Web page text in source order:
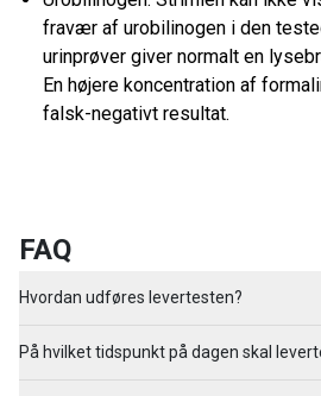
fravær af urobilinogen i den
urinprøver giver normalt en
En højere koncentration af
falsk-negativt resultat.
FAQ
Hvordan udføres levertesten?
På hvilket tidspunkt på dagen skal